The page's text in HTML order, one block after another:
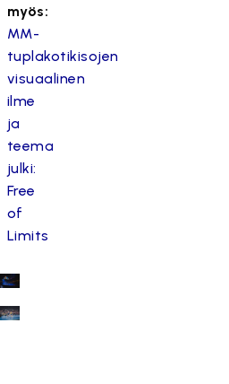
myös:
MM-
tuplakotikisojen
visuaalinen
ilme
ja
teema
julki:
Free
of
Limits